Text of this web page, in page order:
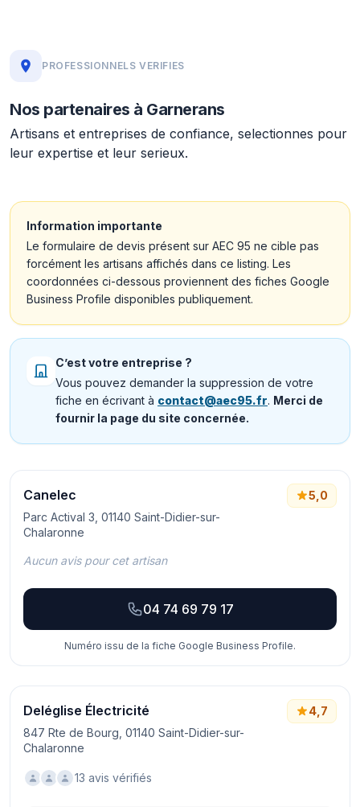
PROFESSIONNELS VERIFIES
Nos partenaires à Garnerans
Artisans et entreprises de confiance, selectionnes pour
leur expertise et leur serieux.
Information importante
Le formulaire de devis présent sur AEC 95 ne cible pas
forcément les artisans affichés dans ce listing. Les
coordonnées ci-dessous proviennent des fiches Google
Business Profile disponibles publiquement.
C’est votre entreprise ?
Vous pouvez demander la suppression de votre
fiche en écrivant à contact@aec95.fr. Merci de
fournir la page du site concernée.
Canelec
Parc Actival 3, 01140 Saint-Didier-sur-
Chalaronne
5,0
Aucun avis pour cet artisan
04 74 69 79 17
Numéro issu de la fiche Google Business Profile.
Deléglise Électricité
847 Rte de Bourg, 01140 Saint-Didier-sur-
Chalaronne
4,7
13 avis vérifiés